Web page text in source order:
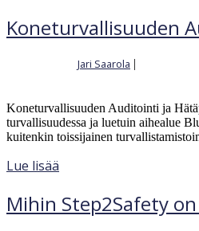
Koneturvallisuuden
Jari Saarola |
Koneturvallisuuden Auditointi ja
turvallisuudessa ja luetuin aihealue
kuitenkin toissijainen
Lue lisää
Mihin Step2Safety